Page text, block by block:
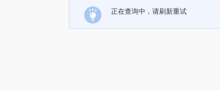
正在查询中，请刷新重试